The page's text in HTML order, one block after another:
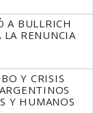
A BULLRICH
LA RENUNCIA
Y CRISIS
Y HUMANOS